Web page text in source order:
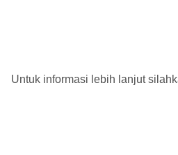
Untuk informasi lebih lanjut